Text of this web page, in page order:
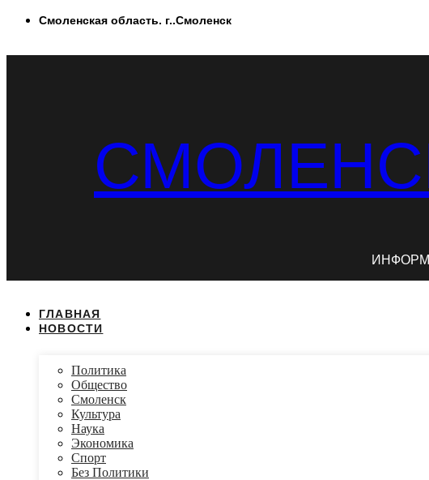
ПерейтиСмоленская область. г..Смоленск
ГЛАВНАЯ
НОВОСТИ
Политика
Общество
Смоленск
Культура
Наука
Экономика
Спорт
Без Политики